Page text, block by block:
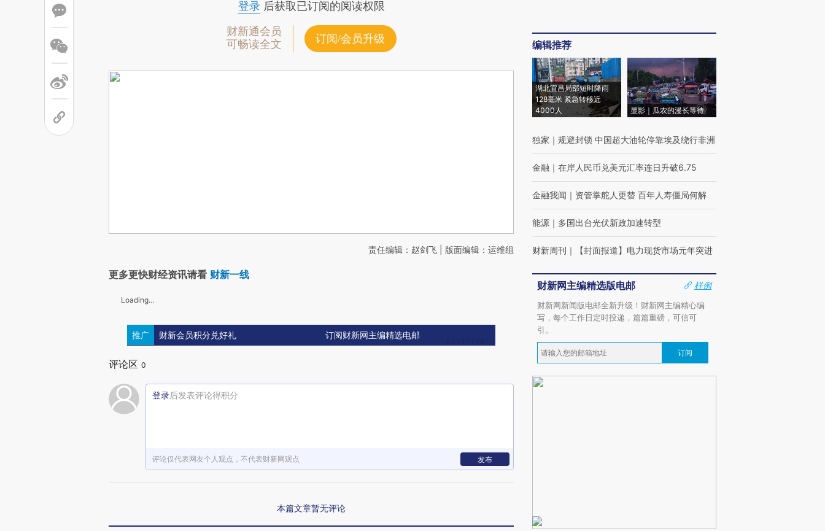
登录后获取已订阅的阅读权限
财新通会员
可畅读全文
订阅/会员升级
责任编辑：赵剑飞 | 版面编辑：运维组
更多更快财经资讯请看 财新一线
Loading...
推广 财新会员积分兑好礼 订阅财新网主编精选电邮
评论区 0
登录后发表评论得积分
评论仅代表网友个人观点，不代表财新网观点 发布
本篇文章暂无评论
编辑推荐
湖北宜昌局部短时降雨
128毫米 紧急转移近
4000人
显影｜瓜农的漫长等待
独家 ｜ 规避封锁 中国超大油轮停靠埃及绕行非洲
金融 ｜ 在岸人民币兑美元汇率连日升破6.75
金融我闻 ｜ 资管掌舵人更替 百年人寿僵局何解
能源 ｜ 多国出台光伏新政加速转型
财新周刊 ｜ 【封面报道】电力现货市场元年突进
财新网主编精选版电邮
样例
财新网新闻版电邮全新升级！财新网主编精心编
写，每个工作日定时投递，篇篇重磅，可信可
引。
订阅